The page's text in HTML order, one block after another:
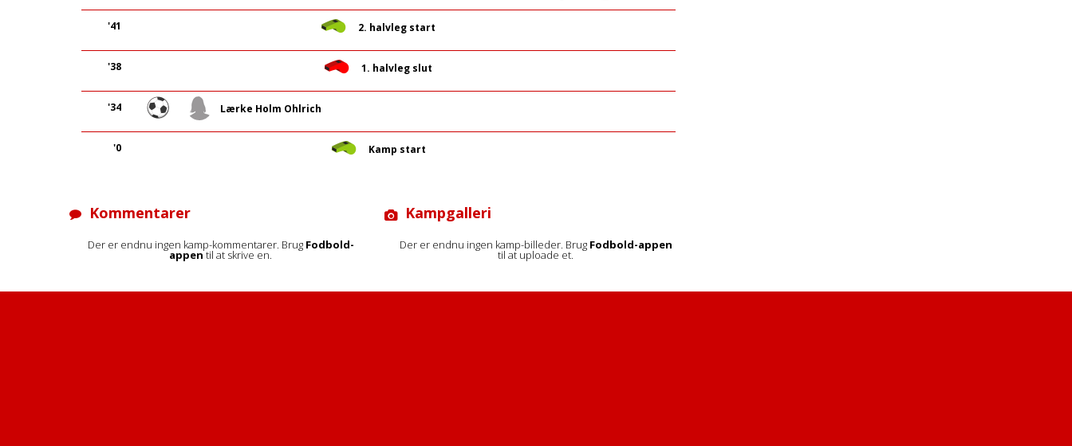
'41 2. halvleg start
'38 1. halvleg slut
'34 Lærke Holm Ohlrich
'0 Kamp start
Kommentarer
Der er endnu ingen kamp-kommentarer. Brug Fodbold-
appentil at skrive en.
Kampgalleri
Der er endnu ingen kamp-billeder. Brug Fodbold-appen
til at uploade et.